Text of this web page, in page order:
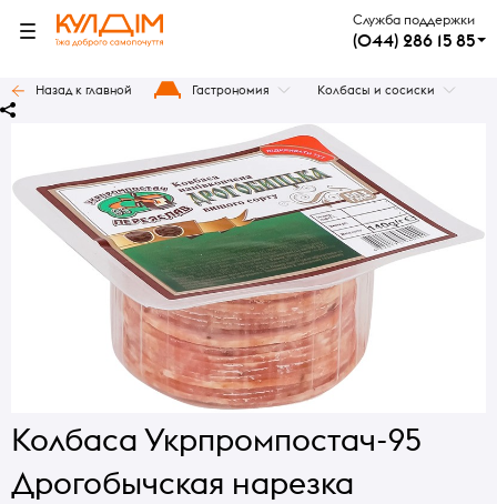
Служба поддержки
(044) 286 15 85
Назад к главной Гастрономия Колбасы и сосиски
Колбаса Укрпромпостач-95
Дрогобычская нарезка